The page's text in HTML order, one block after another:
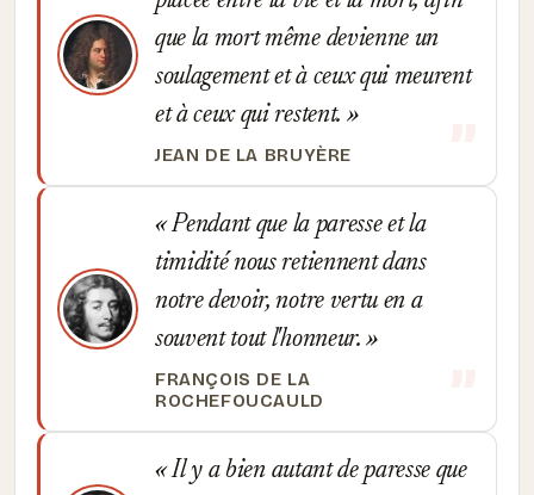
que la mort même devienne un
soulagement et à ceux qui meurent
et à ceux qui restent.
JEAN DE LA BRUYÈRE
Pendant que la paresse et la
timidité nous retiennent dans
notre devoir, notre vertu en a
souvent tout l'honneur.
FRANÇOIS DE LA
ROCHEFOUCAULD
Il y a bien autant de paresse que